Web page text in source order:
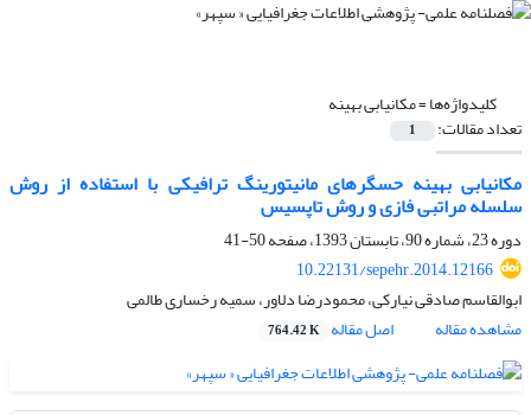
کلیدواژه‌ها =مکانیابی بهینه
تعداد مقالات: 1
مکانیابی بهینه حسگرهای مانیتورینگ ترافیکی با استفاده از روش
سلسله مراتبی فازی و روش تاپسیس
دوره 23، شماره 90، تابستان 1393، صفحه
50-41
10.22131/sepehr.2014.12166
ابوالقاسم صادقی نیارکی، محمودرضا دلاور، سمیه رخساری طالمی
مشاهده مقاله
اصل مقاله 764.42 K